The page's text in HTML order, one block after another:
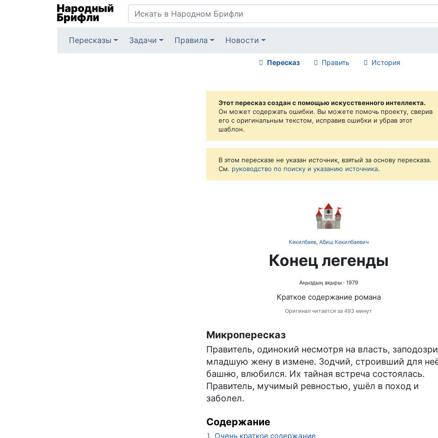
Пересказы Задачи Правила Новости
Пересказ Править История
Этот пересказ создан с помощью искусственного интеллекта.
Он может содержать ошибки. Вы можете помочь проекту, сверив
его с оригинальным текстом, исправив ошибки и убрав этот
шаблон.
В этом пересказе не указан источник, взятый за основу пересказа.
См. руководство по поиску и указанию источника.
🏰
Кекилбаев, Абиш Кекилбаевич
Конец легенды
Аңыздың ақыры· 1979
Краткое содержание романа
Оригинал читается за 493 минут
Микропересказ
Правитель, одинокий несмотря на власть,
младшую жену в измене. Зодчий, строивший для
башню, влюбился. Их тайная встреча состоялась.
Правитель, мучимый ревностью, ушёл в поход и
заболел.
Содержание
1 Очень краткое содержание